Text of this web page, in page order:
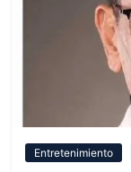
Entretenimiento